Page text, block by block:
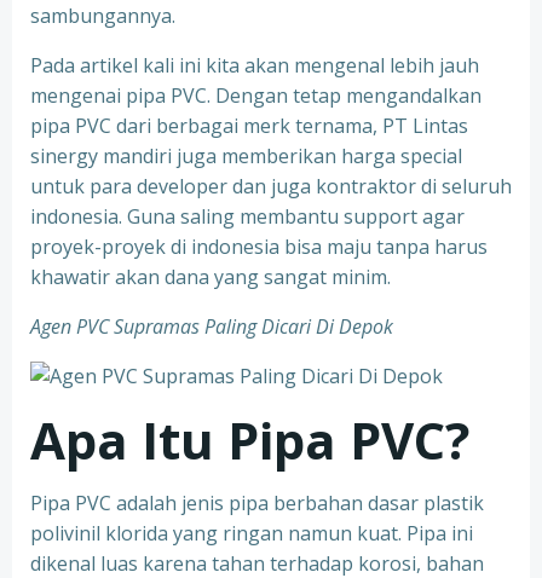
sambungannya.
Pada artikel kali ini kita akan mengenal lebih jauh
mengenai pipa PVC. Dengan tetap mengandalkan
pipa PVC dari berbagai merk ternama, PT Lintas
sinergy mandiri juga memberikan harga special
untuk para developer dan juga kontraktor di seluruh
indonesia. Guna saling membantu support agar
proyek-proyek di indonesia bisa maju tanpa harus
khawatir akan dana yang sangat minim.
Agen PVC Supramas Paling Dicari Di Depok
Apa Itu Pipa PVC?
Pipa PVC adalah jenis pipa berbahan dasar plastik
polivinil klorida yang ringan namun kuat. Pipa ini
dikenal luas karena tahan terhadap korosi, bahan